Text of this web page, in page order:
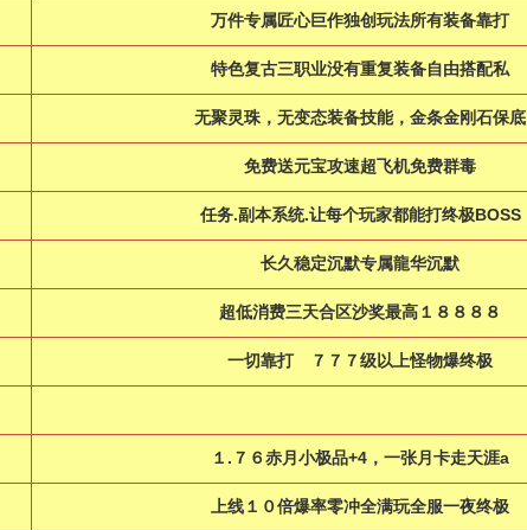
万件专属匠心巨作独创玩法所有装备靠打
特色复古三职业没有重复装备自由搭配私
无聚灵珠，无变态装备技能，金条金刚石保底
免费送元宝攻速超飞机免费群毒
任务.副本系统.让每个玩家都能打终极BOSS
长久稳定沉默专属龍华沉默
超低消费三天合区沙奖最高１８８８８
一切靠打 ７７７级以上怪物爆终极
１.７６赤月小极品+4，一张月卡走天涯a
上线１０倍爆率零冲全满玩全服一夜终极